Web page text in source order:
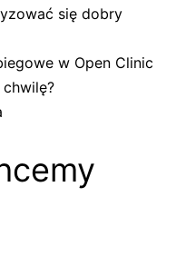
się dobry
w Open Clinic